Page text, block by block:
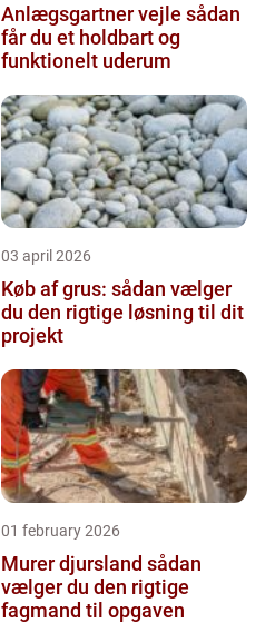
Anlægsgartner vejle sådan
får du et holdbart og
funktionelt uderum
03 april 2026
Køb af grus: sådan vælger
du den rigtige løsning til dit
projekt
01 february 2026
Murer djursland sådan
vælger du den rigtige
fagmand til opgaven